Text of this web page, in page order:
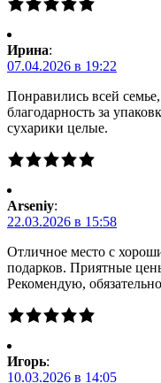
Ирина:
07.04.2026 в 19:22
Понравились всей
благодарность за
сухарики целые.
Arseniy:
22.03.2026 в 15:58
Отличное место с
подарков. Приятные
Рекомендую,
Игорь:
10.03.2026 в 14:05